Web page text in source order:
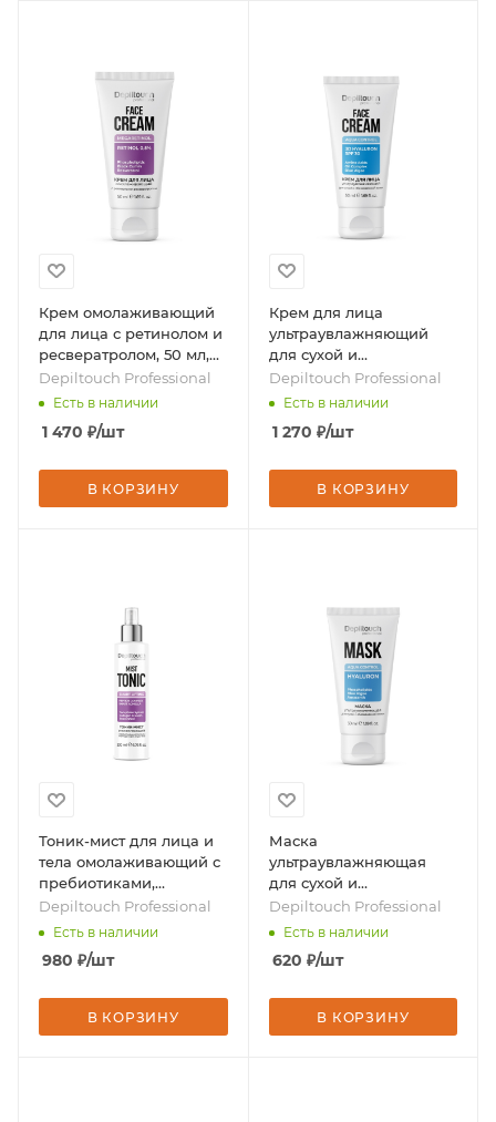
Крем омолаживающий
для лица с ретинолом и
ресвератролом, 50 мл,
бренд - Depiltouch
Professional
Depiltouch Professional
Есть в наличии
1 470 ₽/шт
В КОРЗИНУ
Крем для лица
ультраувлажняющий
для сухой и
обезвоженной кожи, 50
мл, бренд - Depiltouch
Depiltouch Professional
Есть в наличии
1 270 ₽/шт
В КОРЗИНУ
Тоник-мист для лица и
тела омолаживающий с
пребиотиками,
коллагеном и
пептидами, 200 мл,
Professional
Depiltouch Professional
Есть в наличии
980 ₽/шт
В КОРЗИНУ
Маска
ультраувлажняющая
для сухой и
обезвоженной кожи, 50
мл, бренд - Depiltouch
Depiltouch Professional
Есть в наличии
620 ₽/шт
В КОРЗИНУ